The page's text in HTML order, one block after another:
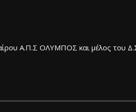
Α.Π.Σ ΟΛΥΜΠΟΣ και μέλος του